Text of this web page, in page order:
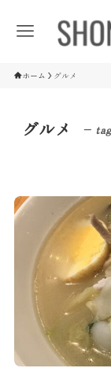
ホーム グルメ
グルメ –